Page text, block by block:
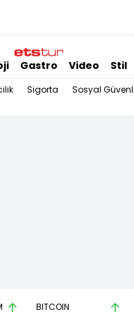
Gastro Video Stil
Sigorta Sosyal
BITCOIN